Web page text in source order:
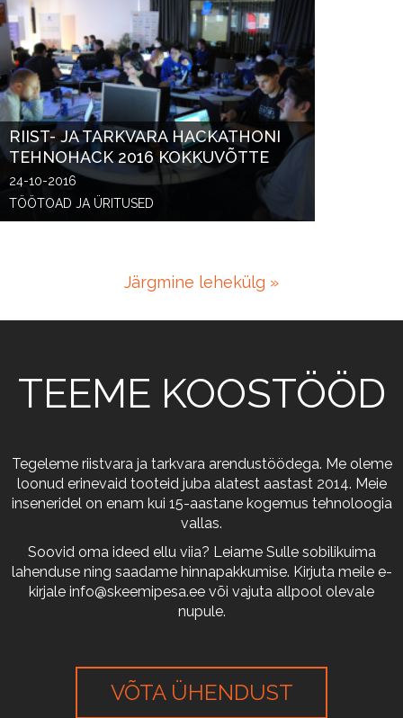
RIIST- JA TARKVARA HACKATHONI
TEHNOHACK 2016 KOKKUVÕTTE
24-10-2016
TÖÖTOAD JA ÜRITUSED
Järgmine lehekülg »
TEEME KOOSTÖÖD
Tegeleme riistvara ja tarkvara arendustöödega. Me oleme
loonud erinevaid tooteid juba alatest aastast 2014. Meie
inseneridel on enam kui 15-aastane kogemus tehnoloogia
vallas.
Soovid oma ideed ellu viia? Leiame Sulle sobilikuima
lahenduse ning saadame hinnapakkumise. Kirjuta meile e-
kirjale info@skeemipesa.ee või vajuta allpool olevale
nupule.
VÕTA ÜHENDUST